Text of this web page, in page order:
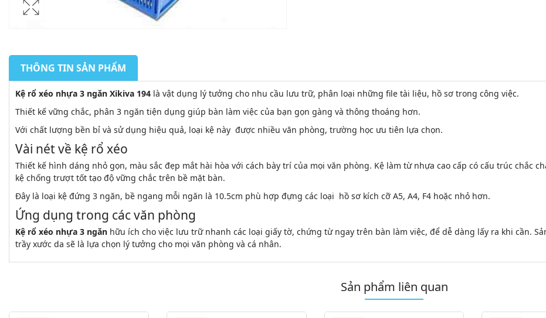
THÔNG TIN SẢN PHẨM
Kệ rổ xéo nhựa 3 ngăn Xikiva 194 là vật dụng lý tưởng cho nhu cầu lưu trữ, phân loại những file tài liệu, hồ sơ trong công việc.
Thiết kế vững chắc, phân 3 ngăn tiện dụng giúp bàn làm việc của bạn gọn gàng và thông thoáng hơn.
Với chất lượng bền bỉ và sử dụng hiệu quả, loại kệ này được nhiều văn phòng, trường học ưu tiên lựa chọn.
Vài nét về kệ rổ xéo
Thiết kế hình dáng nhỏ gọn, màu sắc đẹp mắt hài hòa với cách bày trí của mọi văn phòng. Kệ làm từ nhựa cao cấp có cấu trúc chắc
kệ chống trượt tốt tạo độ vững chắc trên bề mặt bàn.
Đây là loại kệ đứng 3 ngăn, bề ngang mỗi ngăn là 10.5cm phù hợp đựng các loại hồ sơ kích cỡ A5, A4, F4 hoặc nhỏ hơn.
Ứng dụng trong các văn phòng
Kệ rổ xéo nhựa 3 ngăn hữu ích cho việc lưu trữ nhanh các loại giấy tờ, chứng từ ngay trên bàn làm việc, để dễ dàng lấy ra khi cần.
trầy xước da sẽ là lựa chọn lý tưởng cho mọi văn phòng và cá nhân.
Sản phẩm liên quan